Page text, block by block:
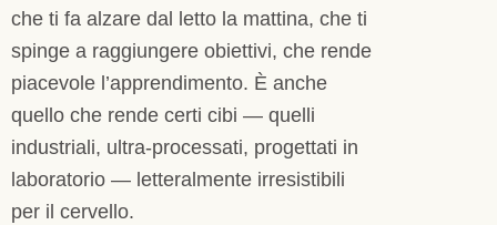
che ti fa alzare dal letto la mattina, che ti
spinge a raggiungere obiettivi, che rende
piacevole l’apprendimento. È anche
quello che rende certi cibi — quelli
industriali, ultra-processati, progettati in
laboratorio — letteralmente irresistibili
per il cervello.